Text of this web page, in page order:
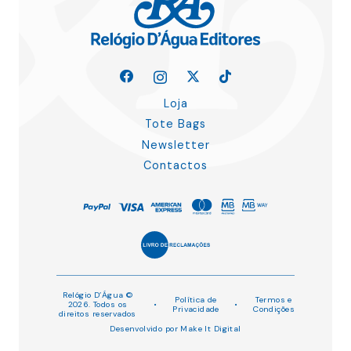
Loja
Tote Bags
Newsletter
Contactos
Relógio D’Água ©
2026. Todos os
direitos reservados
•
Política de
Privacidade
•
Termos e
Condições
Desenvolvido por Make It Digital